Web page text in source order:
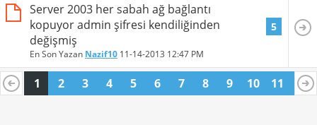
Server 2003 her sabah ağ bağlantı
kopuyor admin şifresi kendiliğinden
değişmiş
En Son Yazan Nazif10 11-14-2013 12:47 PM
5
1 2 3 4 5 6 7 8 9 10 11
12